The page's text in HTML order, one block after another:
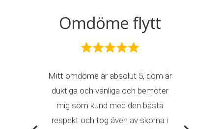
Omdöme flytt
Mitt omdöme är absolut 5, dom är
duktiga och vänliga och bemöter
mig som kund med den bästa
respekt och tog även av skorna i